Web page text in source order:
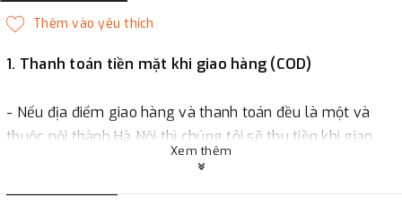
1. Thanh toán tiền mặt khi giao hàng (COD)
- Nếu địa điểm giao hàng và thanh toán đều là một và
thuộc nội thành Hà Nội thì chúng tôi sẽ thu tiền khi giao
hàng hoặc khách hàng đặt tiền trước một phần giá trị đơn
Xem thêm